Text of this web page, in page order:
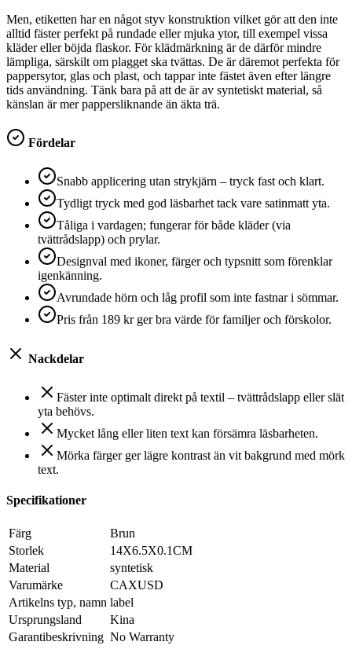
Men, etiketten har en något styv konstruktion vilket gör att den inte
alltid fäster perfekt på rundade eller mjuka ytor, till exempel vissa
kläder eller böjda flaskor. För klädmärkning är de därför mindre
lämpliga, särskilt om plagget ska tvättas. De är däremot perfekta för
pappersytor, glas och plast, och tappar inte fästet även efter längre
tids användning. Tänk bara på att de är av syntetiskt material, så
känslan är mer pappersliknande än äkta trä.
Fördelar
Snabb applicering utan strykjärn – tryck fast och klart.
Tydligt tryck med god läsbarhet tack vare satinmatt yta.
Tåliga i vardagen; fungerar för både kläder (via
tvättrådslapp) och prylar.
Designval med ikoner, färger och typsnitt som förenklar
igenkänning.
Avrundade hörn och låg profil som inte fastnar i sömmar.
Pris från 189 kr ger bra värde för familjer och förskolor.
Nackdelar
Fäster inte optimalt direkt på textil – tvättrådslapp eller slät
yta behövs.
Mycket lång eller liten text kan försämra läsbarheten.
Mörka färger ger lägre kontrast än vit bakgrund med mörk
text.
Specifikationer
Färg
Brun
Storlek
14X6.5X0.1CM
Material
syntetisk
Varumärke
CAXUSD
Artikelns typ, namn label
Ursprungsland
Kina
Garantibeskrivning No Warranty